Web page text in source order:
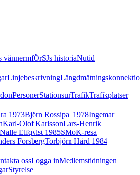
vännermfÖrSJs historiaNutid
Linjebeskrivning
PersonerStationsurTrafikTrafikplatser
1973Björn Rossipal 1978Ingemar
Karl-Olof KarlssonLars-Henrik
Nalle Elfqvist 1985SMoK-resa
ForsbergTorbjörn Hård 1984
ossLogga inMedlemstidningen
Styrelse